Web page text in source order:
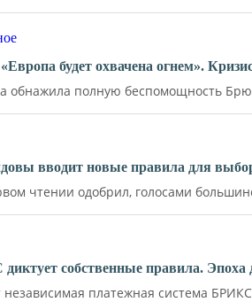
будет охвачена огнем».
обнажила полную беспомощность
вводит новые правила для
чтении одобрил, голосами
собственные правила. Эпоха
независимая платежная система БРИКС